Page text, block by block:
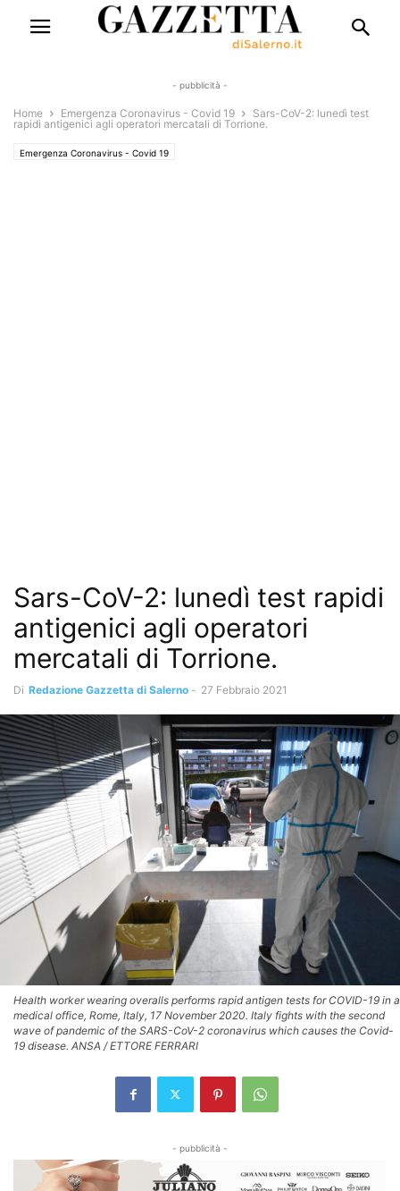
- pubblicità -
Home Emergenza Coronavirus - Covid 19
Sars-CoV-2: lunedì test
rapidi antigenici agli operatori mercatali di Torrione.
Emergenza Coronavirus - Covid 19
Sars-CoV-2: lunedì test rapidi
antigenici agli operatori
mercatali di Torrione.
Di Redazione Gazzetta di Salerno - 27 Febbraio 2021
Health worker wearing overalls performs rapid antigen tests for COVID-19 in a
medical office, Rome, Italy, 17 November 2020. Italy fights with the second
wave of pandemic of the SARS-CoV-2 coronavirus which causes the Covid-
19 disease. ANSA / ETTORE FERRARI
- pubblicità -